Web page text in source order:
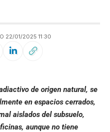
22/01/2025 11:30
de origen natural, se
en espacios cerrados,
aislados del subsuelo,
aunque no tiene